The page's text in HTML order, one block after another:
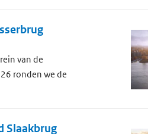
van de
ronden we de
Slaakbrug